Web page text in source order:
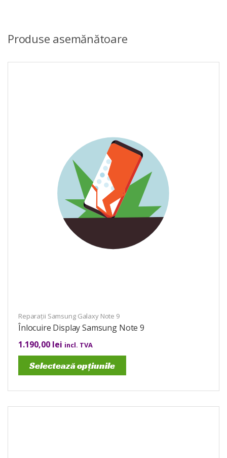
Produse asemănătoare
Reparații Samsung Galaxy Note 9
Înlocuire Display Samsung Note 9
1.190,00 lei incl. TVA
Selectează opțiunile